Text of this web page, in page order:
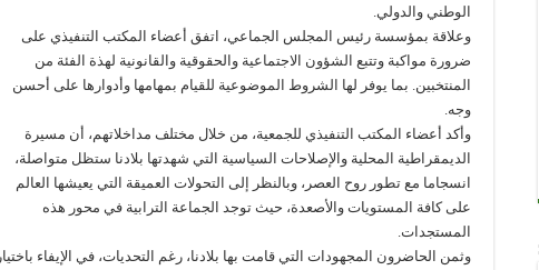
الوطني والدولي.
وعلاقة بمؤسسة رئيس المجلس الجماعي، اتفق أعضاء المكتب التنفيذي على
ضرورة مواكبة وتتبع الشؤون الاجتماعية والحقوقية والقانونية لهذة الفئة من
المنتخبين. بما يوفر لها الشروط الموضوعية للقيام بمهامها وأدوارها على أحسن
وجه.
وأكد أعضاء المكتب التنفيذي للجمعية، من خلال مختلف مداخلاتهم، أن مسيرة
الديمقراطية المحلية والإصلاحات السياسية التي شهدتها بلادنا ستظل متواصلة،
انسجاما مع تطور روح العصر، وبالنظر إلى التحولات العميقة التي يعيشها العالم
على كافة المستويات والأصعدة، حيث توجد الجماعة الترابية في محور هذه
المستجدات.
وثمن الحاضرون المجهودات التي قامت بها بلادنا، رغم التحديات، في الإيفاء